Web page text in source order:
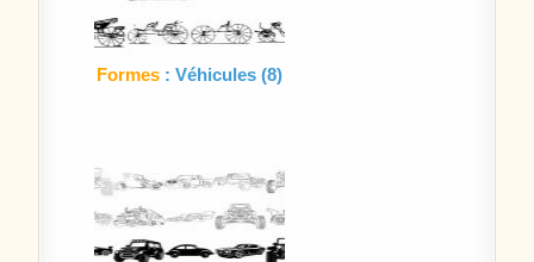
Formes : Véhicules (8)